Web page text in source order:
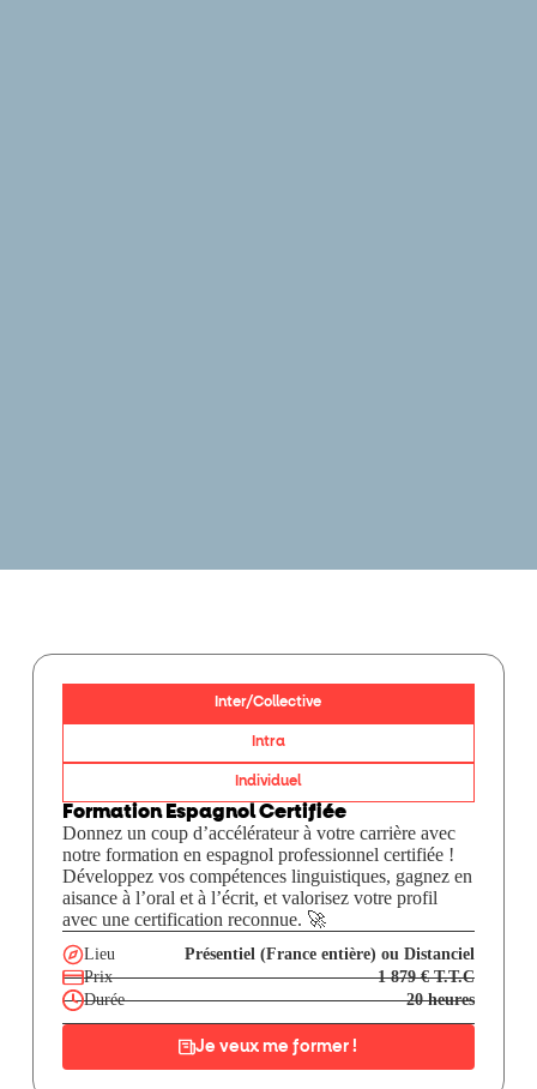
Inter/Collective
Intra
Individuel
Formation Espagnol Certifiée
Donnez un coup d’accélérateur à votre carrière avec
notre formation en espagnol professionnel certifiée !
Développez vos compétences linguistiques, gagnez en
aisance à l’oral et à l’écrit, et valorisez votre profil
avec une certification reconnue. 🚀
Lieu
Présentiel (France entière) ou Distanciel
Prix
1 879 € T.T.C
Durée
20 heures
Je veux me former !